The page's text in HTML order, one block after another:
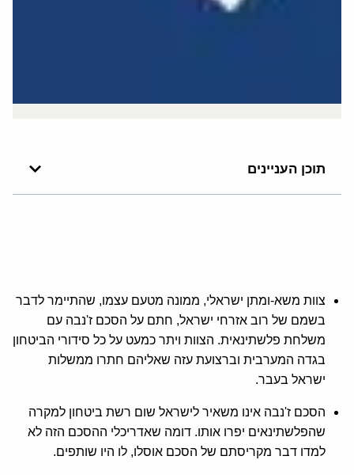
תוכן העניינים
צוות משא-ומתן ישראלי, ממונה מטעם עצמו, שהתיימר לדבר
בשמם של רוב אזרחי ישראל, חתם על הסכם ז'נבה עם
משלחת פלשתינאית. הצוות ויתר כמעט על כל סידורי הביטחון
בגדה המערבית וברצועת עזה שאליהם חתרו ממשלות
ישראל בעבר.
הסכם ז'נבה אינו משאיר לישראל שום רשת ביטחון למקרה
שהפלשתינאים יפרו אותו. דומה שאדריכלי ההסכם הזה לא
למדו דבר מקריסתם של הסכם אוסלו, לו היו שותפים.